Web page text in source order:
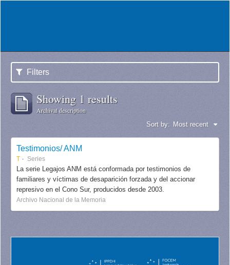
Filters
Showing 1 results
Archival description
Sort by: Most recent
Testimonios/ ANM
T Series
La serie Legajos ANM está conformada por testimonios de
familiares y víctimas de desaparición forzada y del accionar
represivo en el Cono Sur, producidos desde 2003.
Archivo Nacional de la Memoria